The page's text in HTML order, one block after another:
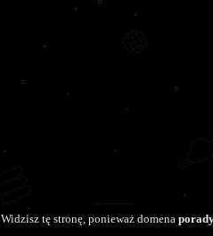
Widzisz tę stronę, ponieważ domena